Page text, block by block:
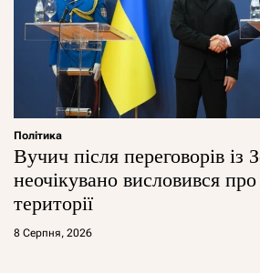
Політика
Вучич після переговорів із
неочікувано висловився про
території
8 Серпня, 2026